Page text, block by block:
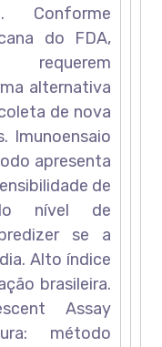
Conforme
do FDA,
requerem
alternativa
de nova
Imunoensaio
apresenta
de
nível de
se a
Alto índice
brasileira.
Assay
método